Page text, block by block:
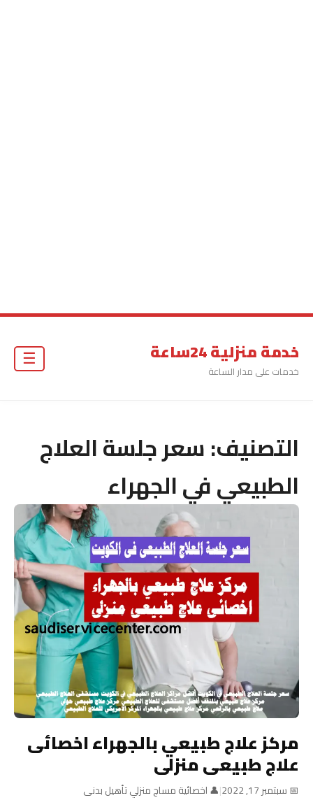
خدمة منزلية 24ساعة
خدمات على مدار الساعة
☰
التصنيف:سعر جلسة العلاج
الطبيعي في الجهراء
مركز علاج طبيعي بالجهراء اخصائى
علاج طبيعى منزلى
📅 سبتمبر 17, 2022 |👤 اخصائية مساج منزلي تأهيل بدنى